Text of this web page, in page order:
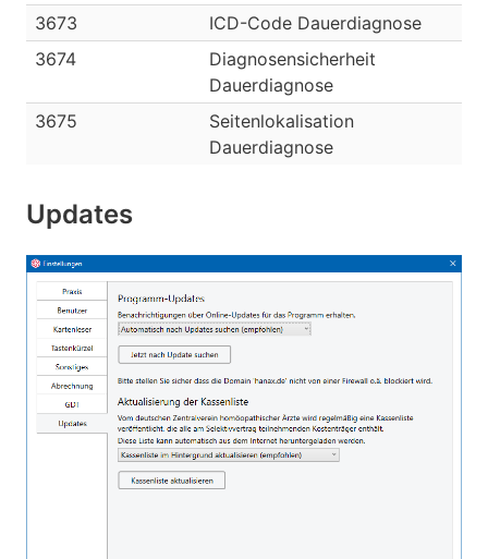
3673
ICD-Code Dauerdiagnose
3674
Diagnosensicherheit
Dauerdiagnose
3675
Seitenlokalisation
Dauerdiagnose
Updates